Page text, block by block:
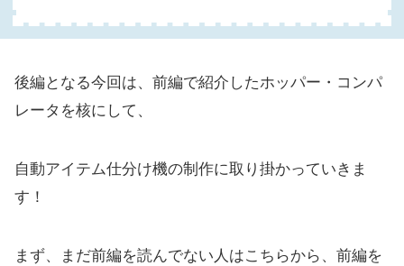
後編となる今回は、前編で紹介したホッパー・コンパ
レータを核にして、
自動アイテム仕分け機の制作に取り掛かっていきま
す！
まず、まだ前編を読んでない人はこちらから、前編を